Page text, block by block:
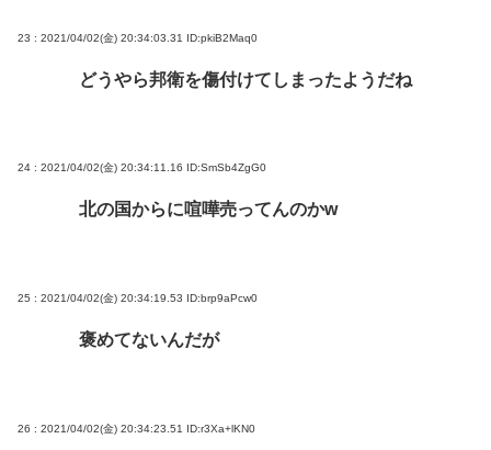
23 : 2021/04/02(金) 20:34:03.31 ID:pkiB2Maq0
どうやら邦衛を傷付けてしまったようだね
24 : 2021/04/02(金) 20:34:11.16 ID:SmSb4ZgG0
北の国からに喧嘩売ってんのかw
25 : 2021/04/02(金) 20:34:19.53 ID:brp9aPcw0
褒めてないんだが
26 : 2021/04/02(金) 20:34:23.51 ID:r3Xa+lKN0